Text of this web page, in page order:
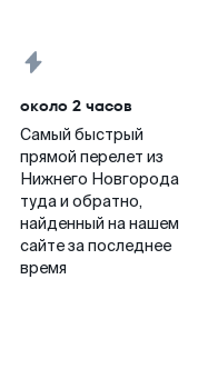
около 2 часов
Самый быстрый
прямой перелет из
Нижнего Новгорода
туда и обратно,
найденный на нашем
сайте за последнее
время